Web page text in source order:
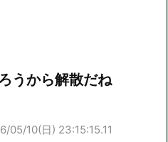
うから解散だね
05/10(日) 23:15:15.11